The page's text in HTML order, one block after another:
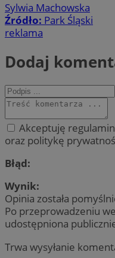
Sylwia Machowska
Źródło: Park Śląski
reklama
Dodaj
Akceptuję
oraz politykę
Błąd:
Wynik:
Opinia została
Po przeprowadzeniu
udostępniona
Trwa wysyłanie